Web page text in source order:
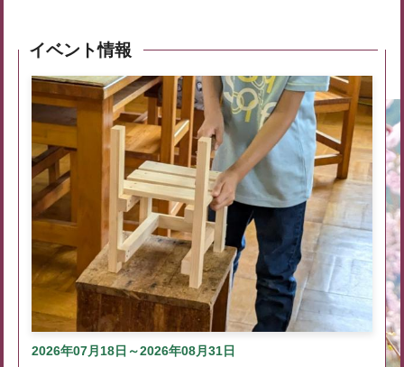
イベント情報
2026年07月18日～2026年08月31日